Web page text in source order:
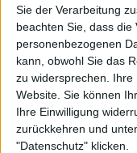
Sie der Verarbeitung
beachten Sie, dass
personenbezogenen
kann, obwohl Sie das
zu widersprechen.
Website. Sie können
Ihre Einwilligung
zurückkehren und
"Datenschutz" klicken.
Dio - Donington
BAND
WERTUNG